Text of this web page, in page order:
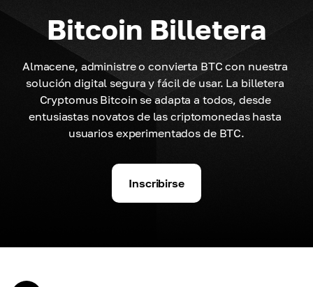
Bitcoin Billetera
Almacene, administre o convierta BTC con nuestra
solución digital segura y fácil de usar. La billetera
Cryptomus Bitcoin se adapta a todos, desde
entusiastas novatos de las criptomonedas hasta
usuarios experimentados de BTC.
Inscribirse